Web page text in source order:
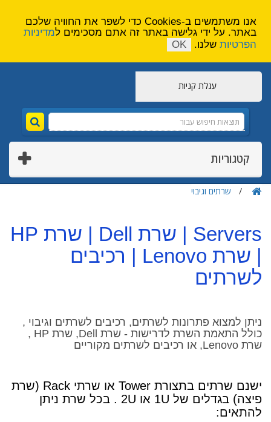
עגלת קניות
קטגוריות
שרתים וגיבוי
Servers | שרת Dell | שרת HP
| שרת Lenovo | רכיבים
לשרתים
ניתן למצוא פתרונות לשרתים, רכיבים לשרתים וגיבוי ,
כולל התאמת השרת לדרישות - שרת Dell, שרת HP ,
שרת Lenovo, או רכיבים לשרתים מקוריים
ישנם
שרתים בתצורת Tower או שרתי Rack (שרת
פיצה) בגדלים של 1U או 2U . בכל שרת ניתן
להתאים:
אנו משתמשים ב-Cookies כדי לשפר את החוויה שלכם
באתר. על ידי גלישה באתר זה אתם מסכימים למדיניות
הפרטיות שלנו. OK